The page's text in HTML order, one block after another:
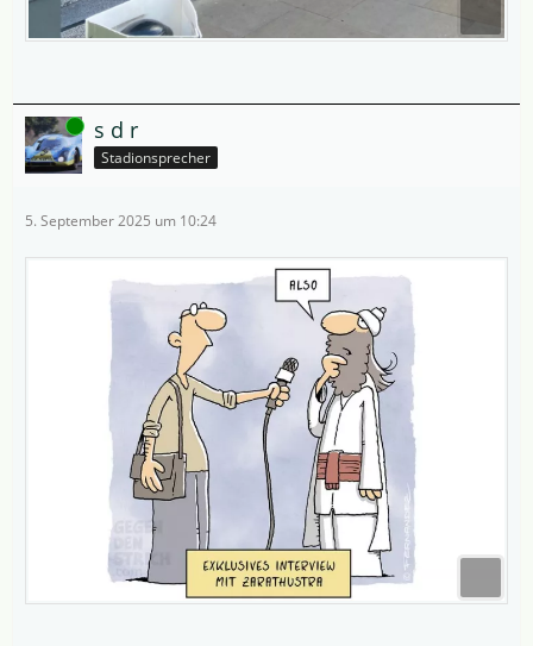
Online s d r
Stadionsprecher
5. September 2025 um 10:24